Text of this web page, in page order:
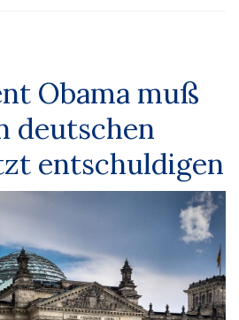
Obama muß
deutschen
entschuldigen